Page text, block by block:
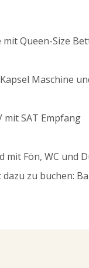
mit Queen-Size
Maschine
mit SAT Empfang
mit Fön, WC und
zu buchen: